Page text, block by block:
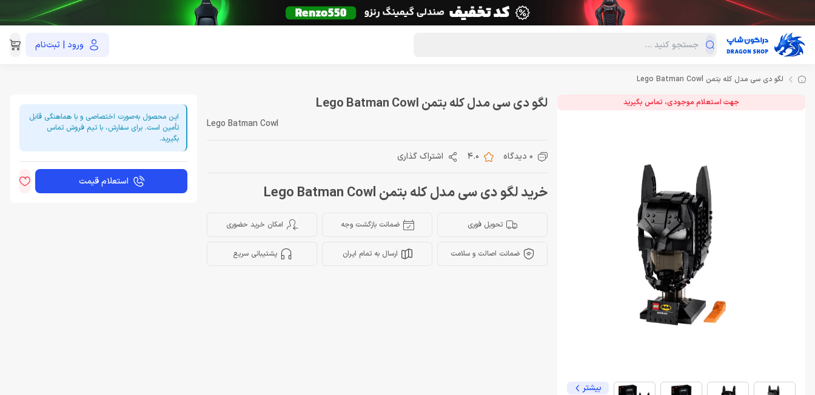
ورود | ثبت‌نام دسته‌بندی محصولات فروش ویژه 021-91035390
لگو دی سی مدل کله بتمن Lego Batman Cowl
جهت استعلام موجودی، تماس بگیرید
بیشتر
لگو دی سی مدل کله بتمن Lego Batman Cowl
Lego Batman Cowl
0 دیدگاه 4.0 اشتراک گذاری
خرید لگو دی سی مدل کله بتمن Lego Batman Cowl
تحویل فوری ضمانت بازگشت وجه امکان خرید حضوری
ضمانت اصالت و سلامت ارسال به تمام ایران پشتیبانی سریع
این محصول به‌صورت اختصاصی و با هماهنگی قابل
تأمین است. برای سفارش، با تیم فروش تماس
بگیرید.
استعلام قیمت